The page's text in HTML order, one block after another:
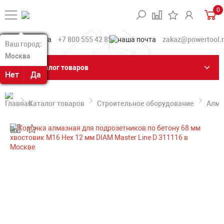
Ваш город:
Москва
Нет Да
Ваш город:
Москва
Нет Да
0
+7 800 555 42 85
Каталог товаров
Каталог товаров Строительное оборудование